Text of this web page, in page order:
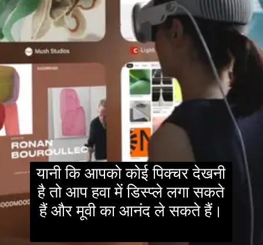
यानी कि आपको कोई पिक्चर देखनी
है तो आप हवा में डिस्प्ले लगा सकते
हैं और मूवी का आनंद ले सकते हैं।